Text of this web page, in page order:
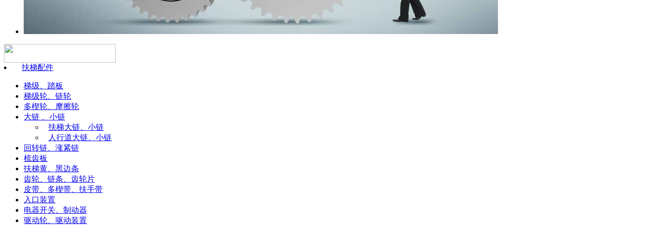
扶梯配件
梯级、踏板
梯级轮、链轮
多楔轮、摩擦轮
大链 、小链
扶梯大链、小链
人行道大链、小链
回转链、涨紧链
梳齿板
扶梯黄、黑边条
齿轮、链条、齿轮片
皮带、多楔带、扶手带
入口装置
电器开关、制动器
驱动轮、驱动装置